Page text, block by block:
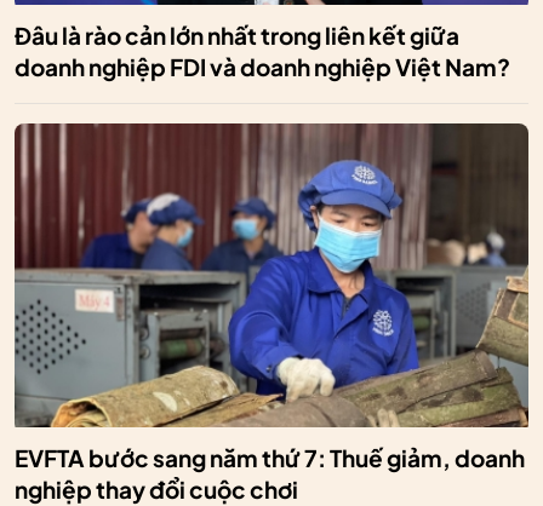
Đâu là rào cản lớn nhất trong liên kết giữa
doanh nghiệp FDI và doanh nghiệp Việt Nam?
EVFTA bước sang năm thứ 7: Thuế giảm, doanh
nghiệp thay đổi cuộc chơi